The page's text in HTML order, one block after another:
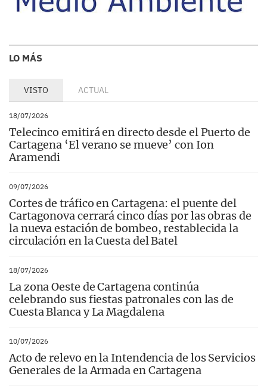
LO MÁS
VISTO ACTUAL
18/07/2026
Telecinco emitirá en directo desde el Puerto de
Cartagena ‘El verano se mueve’ con Ion
Aramendi
09/07/2026
Cortes de tráfico en Cartagena: el puente del
Cartagonova cerrará cinco días por las obras de
la nueva estación de bombeo, restablecida la
circulación en la Cuesta del Batel
18/07/2026
La zona Oeste de Cartagena continúa
celebrando sus fiestas patronales con las de
Cuesta Blanca y La Magdalena
10/07/2026
Acto de relevo en la Intendencia de los Servicios
Generales de la Armada en Cartagena